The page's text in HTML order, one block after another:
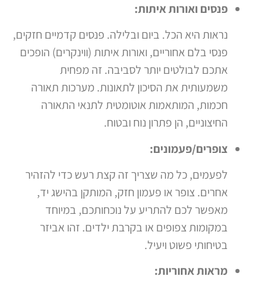
פנסים ואורות איתות:
נראות היא הכל. ביום ובלילה. פנסים קדמיים חזקים,
פנסי בלם אחוריים, ואורות איתות (ווינקרים) הופכים
אתכם לבולטים יותר לסביבה. זה מפחית
משמעותית את הסיכון לתאונות. מערכות תאורה
חכמות, המותאמות אוטומטית לתנאי התאורה
החיצוניים, הן פתרון נוח ובטוח.
צופרים/פעמונים:
לפעמים, כל מה שצריך זה קצת רעש כדי להזהיר
אחרים. צופר או פעמון חזק, המותקן בהישג יד,
מאפשר לכם להתריע על נוכחותכם, במיוחד
במקומות צפופים או בקרבת ילדים. זהו אביזר
בטיחותי פשוט ויעיל.
מראות אחוריות: